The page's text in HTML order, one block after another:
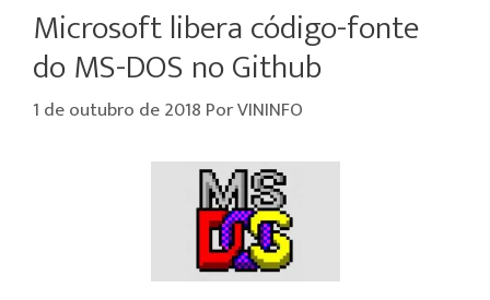
Microsoft libera código-fonte
do MS-DOS no Github
1 de outubro de 2018 PorVININFO